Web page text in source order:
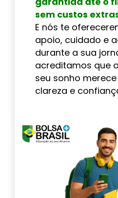
sem custos
E nós te
apoio, cuidado e
durante a sua
acreditamos que
seu sonho
clareza e